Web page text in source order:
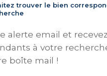
trouver le bien
alerte email et
à votre
boîte mail !